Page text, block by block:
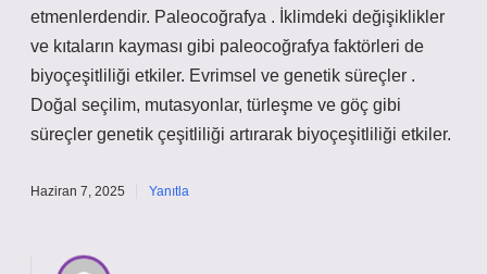
etmenlerdendir. Paleocoğrafya . İklimdeki değişiklikler
ve kıtaların kayması gibi paleocoğrafya faktörleri de
biyoçeşitliliği etkiler. Evrimsel ve genetik süreçler .
Doğal seçilim, mutasyonlar, türleşme ve göç gibi
süreçler genetik çeşitliliği artırarak biyoçeşitliliği etkiler.
Haziran 7, 2025 Yanıtla